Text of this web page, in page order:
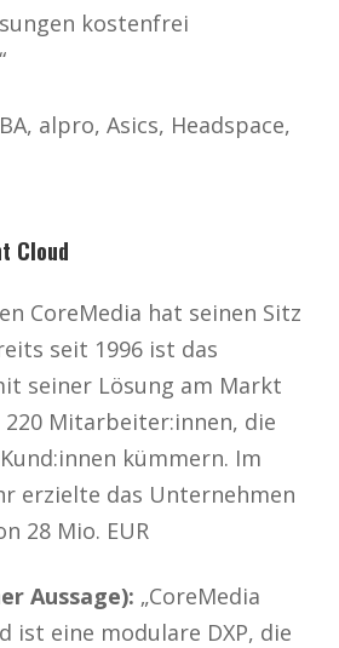
kostenfrei
alpro, Asics, Headspace,
Cloud
CoreMedia hat seinen Sitz
seit 1996 ist das
seiner Lösung am Markt
Mitarbeiter:innen, die
kümmern. Im
erzielte das Unternehmen
28 Mio. EUR
Aussage): „CoreMedia
ist eine modulare DXP, die